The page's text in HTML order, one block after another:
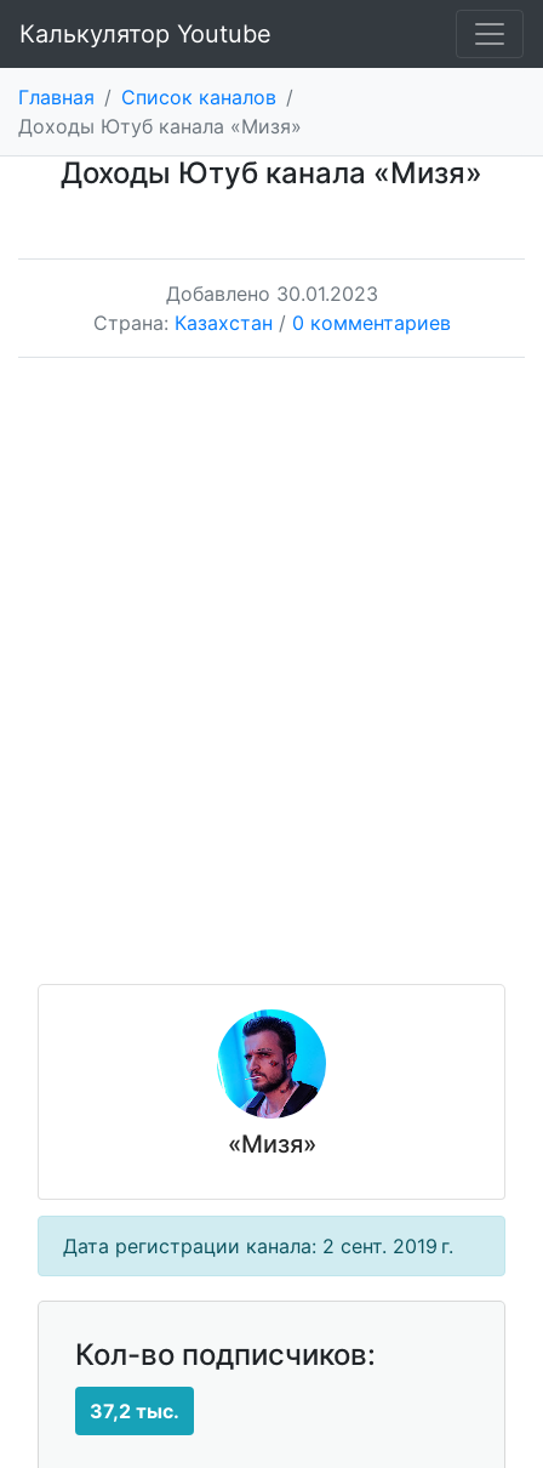
Калькулятор Youtube
Главная / Список каналов /
Доходы Ютуб канала «Мизя»
Доходы Ютуб канала «Мизя»
Добавлено 30.01.2023
Страна: Казахстан / 0 комментариев
«Мизя»
Дата регистрации канала: 2 сент. 2019 г.
Кол-во подписчиков:
37,2 тыс.